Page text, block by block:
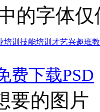
的字体
培训 技能培训 才艺兴趣班
费下载PSD
要的图片